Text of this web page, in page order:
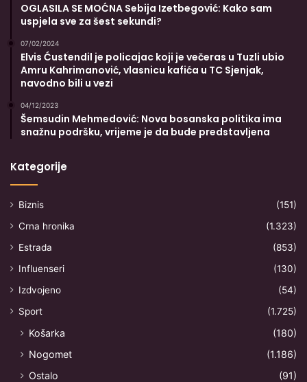
OGLASILA SE MOĆNA Sebija Izetbegović: Kako sam
uspjela sve za šest sekundi?
07/02/2024
Elvis Ćustendil je policajac koji je večeras u Tuzli ubio
Amru Kahrimanović, vlasnicu kafića u TC Sjenjak,
navodno bili u vezi
04/12/2023
Šemsudin Mehmedović: Nova bosanska politika ima
snažnu podršku, vrijeme je da bude predstavljena
Kategorije
Biznis
(151)
Crna hronika
(1.323)
Estrada
(853)
Influenseri
(130)
Izdvojeno
(54)
Sport
(1.725)
Košarka
(180)
Nogomet
(1.186)
Ostalo
(91)